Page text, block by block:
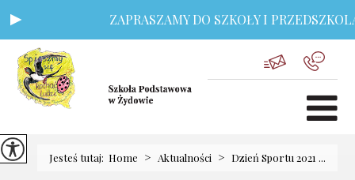
ZAPRASZAMY DO SZKOŁY I
Jesteś tutaj: Home > Aktualności > Dzień Sportu 2021 ...